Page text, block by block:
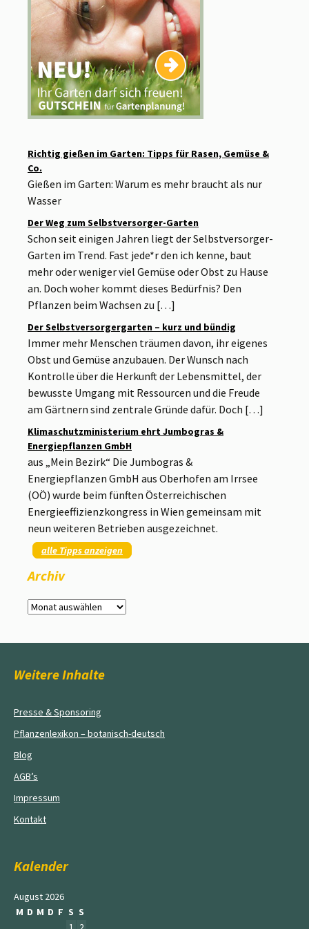
Richtig gießen im Garten: Tipps für Rasen, Gemüse &
Co.
Gießen im Garten: Warum es mehr braucht als nur
Wasser
Der Weg zum Selbstversorger-Garten
Schon seit einigen Jahren liegt der Selbstversorger-
Garten im Trend. Fast jede*r den ich kenne, baut
mehr oder weniger viel Gemüse oder Obst zu Hause
an. Doch woher kommt dieses Bedürfnis? Den
Pflanzen beim Wachsen zu […]
Der Selbstversorgergarten – kurz und bündig
Immer mehr Menschen träumen davon, ihr eigenes
Obst und Gemüse anzubauen. Der Wunsch nach
Kontrolle über die Herkunft der Lebensmittel, der
bewusste Umgang mit Ressourcen und die Freude
am Gärtnern sind zentrale Gründe dafür. Doch […]
Klimaschutzministerium ehrt Jumbogras &
Energiepflanzen GmbH
aus „Mein Bezirk“ Die Jumbogras &
Energiepflanzen GmbH aus Oberhofen am Irrsee
(OÖ) wurde beim fünften Österreichischen
Energieeffizienzkongress in Wien gemeinsam mit
neun weiteren Betrieben ausgezeichnet.
alle Tipps anzeigen
Archiv
Archiv
Weitere Inhalte
Presse & Sponsoring
Pflanzenlexikon – botanisch-deutsch
Blog
AGB’s
Impressum
Kontakt
Kalender
August 2026
M D M D F S S